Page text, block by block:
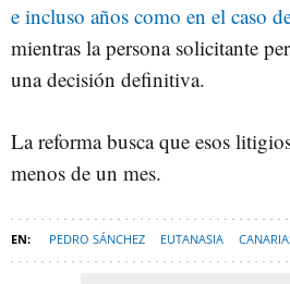
e incluso años como en el caso
mientras la persona solicitante
una decisión definitiva.
La reforma busca que esos
menos de un mes.
PEDRO SÁNCHEZ EUTANASIA